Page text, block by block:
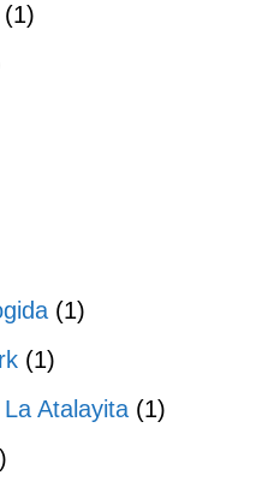
(1)
(1)
(1)
Atalayita (1)